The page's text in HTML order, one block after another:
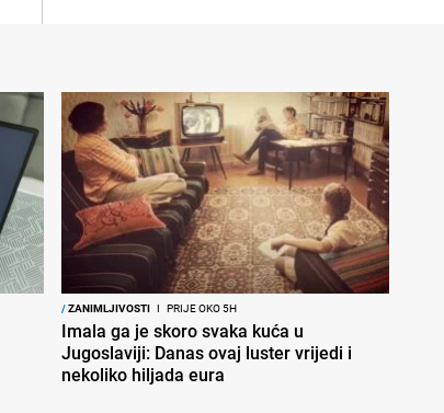
/ZANIMLJIVOSTI I PRIJE OKO 5H
Imala ga je skoro svaka kuća u
Jugoslaviji: Danas ovaj luster vrijedi i
nekoliko hiljada eura